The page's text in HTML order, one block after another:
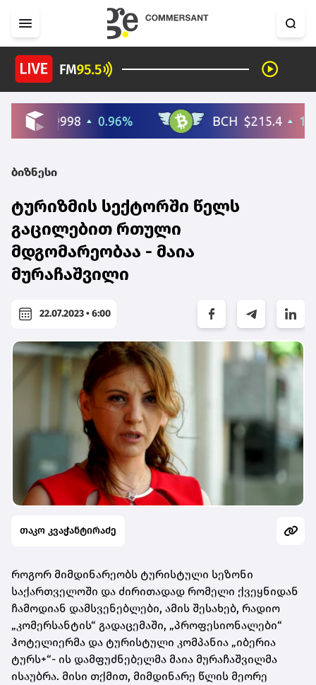
ბიზნესი
ტურიზმის სექტორში წელს
გაცილებით რთული
მდგომარეობაა - მაია
მურაჩაშვილი
22.07.2023 • 6:00
თაკო კვაჭანტირაძე
როგორ მიმდინარეობს ტურისტული სეზონი
საქართველოში და ძირითადად რომელი ქვეყნიდან
ჩამოდიან დამსვენებლები, ამის შესახებ, რადიო
„კომერსანტის“ გადაცემაში, „პროფესიონალები“
ჰოტელიერმა და ტურისტული კომპანია „იბერია
ტურს+“- ის დამფუძნებელმა მაია მურაჩაშვილმა
ისაუბრა. მისი თქმით, მიმდინარე წლის მეორე